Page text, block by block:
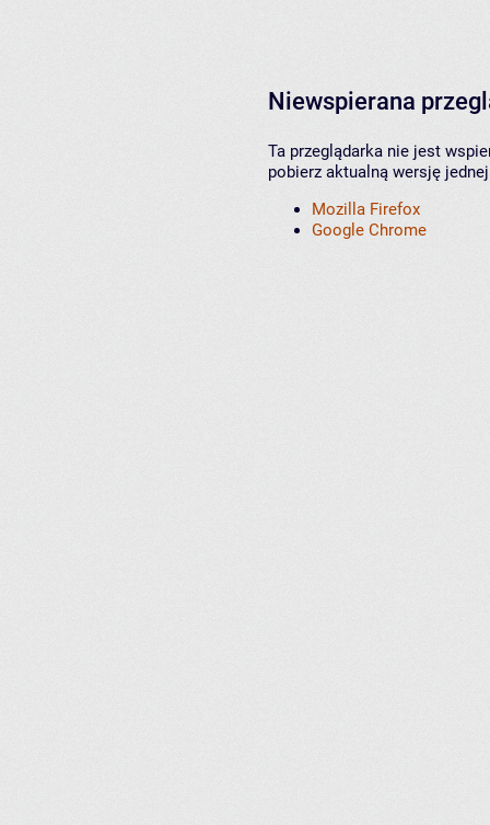
Niewspierana
Ta przeglądarka nie jest
pobierz aktualną wersję
Mozilla Firefox
Google Chrome